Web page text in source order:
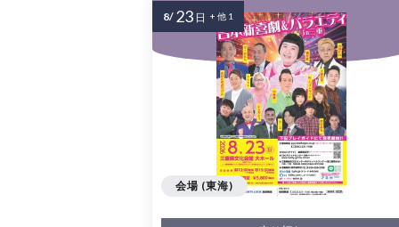
会場 (東海)
8/ 23 日 + 他 1